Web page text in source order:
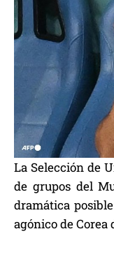
La Selección de
de grupos del
dramática
agónico de Corea